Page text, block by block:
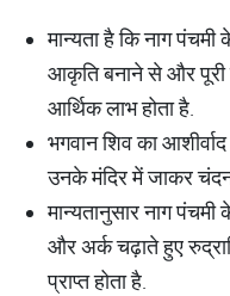
मान्यता है कि नाग
आकृति बनाने से और पूरी
आर्थिक लाभ होता है.
भगवान शिव का
उनके मंदिर में जाकर चंदन
मान्यतानुसार नाग
और अर्क चढ़ाते हुए
प्राप्त होता है.